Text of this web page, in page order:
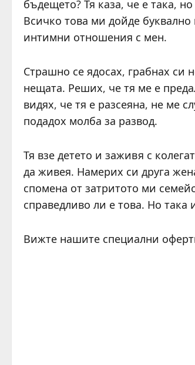
бъдещето? Тя каза, че е така,
Всичко това ми дойде
интимни отношения с мен.
Страшно се ядосах, грабнах си
нещата. Реших, че тя ме е
видях, че тя е разсеяна, не ме
подадох молба за развод.
Тя взе детето и заживя с
да живея. Намерих си друга
спомена от затритото ми
справедливо ли е това. Но
Вижте нашите специални